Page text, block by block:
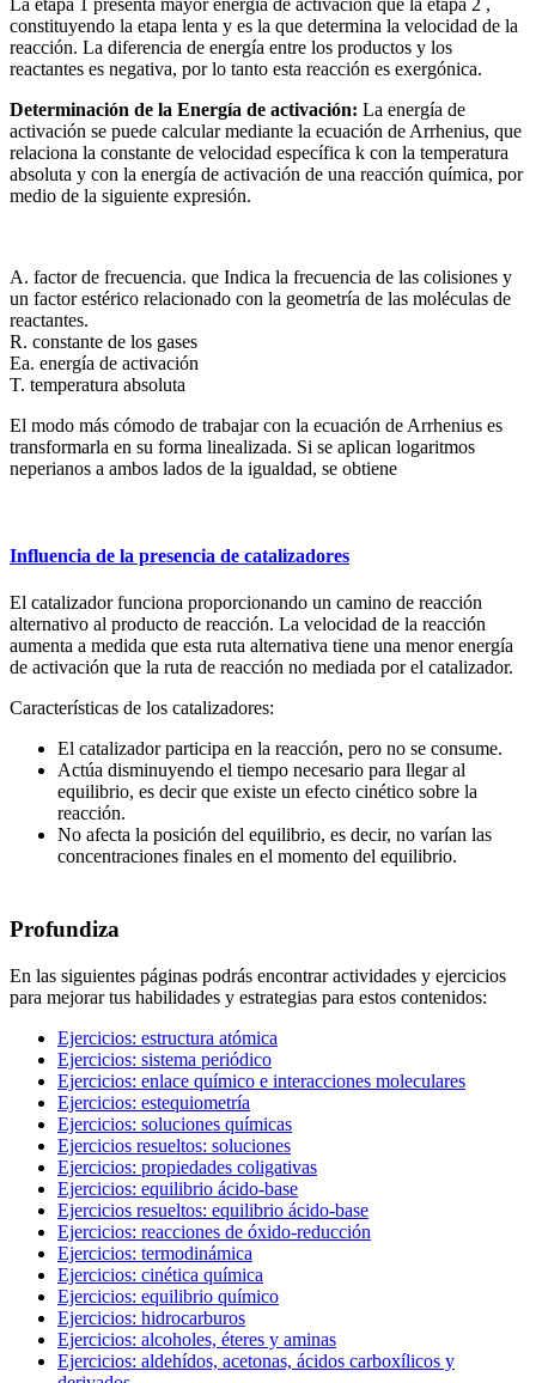
constituyendo la etapa lenta y es la que determina la velocidad de la
reacción. La diferencia de energía entre los productos y los
reactantes es negativa, por lo tanto esta reacción es exergónica.
Determinación de la Energía de activación: La energía de
activación se puede calcular mediante la ecuación de Arrhenius, que
relaciona la constante de velocidad específica k con la temperatura
absoluta y con la energía de activación de una reacción química, por
medio de la siguiente expresión.
A. factor de frecuencia. que Indica la frecuencia de las colisiones y
un factor estérico relacionado con la geometría de las moléculas de
reactantes.
R. constante de los gases
Ea. energía de activación
T. temperatura absoluta
El modo más cómodo de trabajar con la ecuación de Arrhenius es
transformarla en su forma linealizada. Si se aplican logaritmos
neperianos a ambos lados de la igualdad, se obtiene
Influencia de la presencia de catalizadores
El catalizador funciona proporcionando un camino de reacción
alternativo al producto de reacción. La velocidad de la reacción
aumenta a medida que esta ruta alternativa tiene una menor energía
de activación que la ruta de reacción no mediada por el catalizador.
Características de los catalizadores:
El catalizador participa en la reacción, pero no se consume.
Actúa disminuyendo el tiempo necesario para llegar al
equilibrio, es decir que existe un efecto cinético sobre la
reacción.
No afecta la posición del equilibrio, es decir, no varían las
concentraciones finales en el momento del equilibrio.
Profundiza
En las siguientes páginas podrás encontrar actividades y ejercicios
para mejorar tus habilidades y estrategias para estos contenidos:
Ejercicios: estructura atómica
Ejercicios: sistema periódico
Ejercicios: enlace químico e interacciones moleculares
Ejercicios: estequiometría
Ejercicios: soluciones químicas
Ejercicios resueltos: soluciones
Ejercicios: propiedades coligativas
Ejercicios: equilibrio ácido-base
Ejercicios resueltos: equilibrio ácido-base
Ejercicios: reacciones de óxido-reducción
Ejercicios: termodinámica
Ejercicios: cinética química
Ejercicios: equilibrio químico
Ejercicios: hidrocarburos
Ejercicios: alcoholes, éteres y aminas
Ejercicios: aldehídos, acetonas, ácidos carboxílicos y